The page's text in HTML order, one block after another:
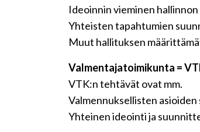
Ideoinnin vieminen
Yhteisten tapahtumien
Muut hallituksen
Valmentajatoimikunta =
VTK:n tehtävät ovat mm.
Valmennuksellisten
Yhteinen ideointi ja